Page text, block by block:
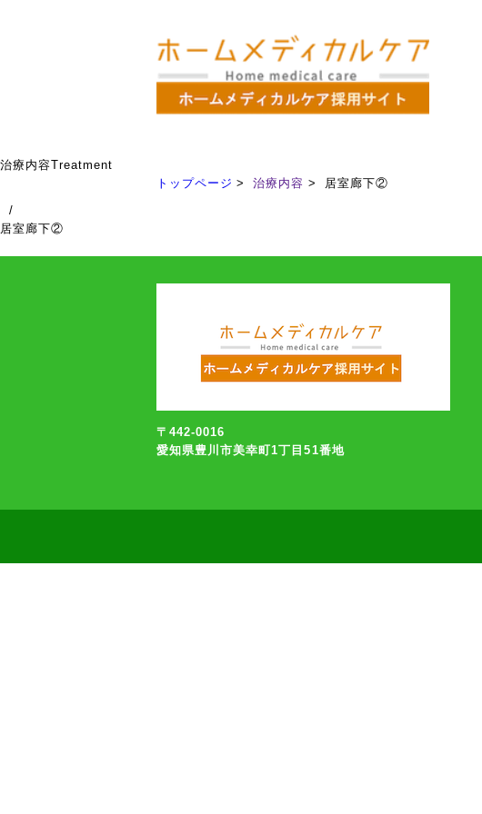
治療内容Treatment
トップページ
治療内容
居室廊下②
/
居室廊下②
〒442-0016
愛知県豊川市美幸町1丁目51番地